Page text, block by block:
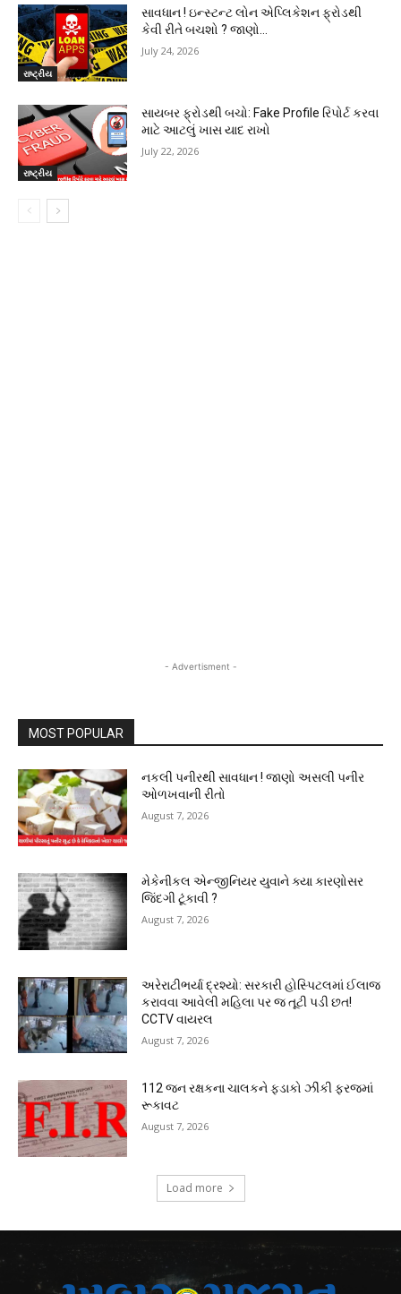
રાષ્ટ્રીય
સાવધાન ! ઇન્સ્ટન્ટ લોન એપ્લિકેશન ફ્રોડથી
કેવી રીતે બચશો ? જાણો…
July 24, 2026
રાષ્ટ્રીય
સાયબર ફ્રોડથી બચો: Fake Profile રિપોર્ટ કરવા
માટે આટલું ખાસ યાદ રાખો
July 22, 2026
- Advertisment -
MOST POPULAR
નકલી પનીરથી સાવધાન ! જાણો અસલી પનીર
ઓળખવાની રીતો
August 7, 2026
મેકેનીકલ એન્જીનિયર યુવાને ક્યા કારણોસર
જિંદગી ટૂંકાવી ?
August 7, 2026
અરેરાટીભર્યા દ્રશ્યો: સરકારી હોસ્પિટલમાં ઈલાજ
કરાવવા આવેલી મહિલા પર જ તૂટી પડી છત!
CCTV વાયરલ
August 7, 2026
112 જન રક્ષકના ચાલકને ફડાકો ઝીંકી ફરજમાં
રૂકાવટ
August 7, 2026
Load more